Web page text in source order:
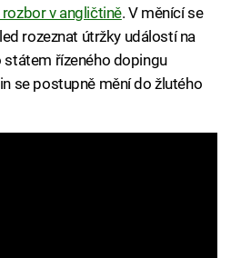
v angličtině. V měnící se
rozeznat útržky událostí na
státem řízeného dopingu
se postupně mění do žlutého